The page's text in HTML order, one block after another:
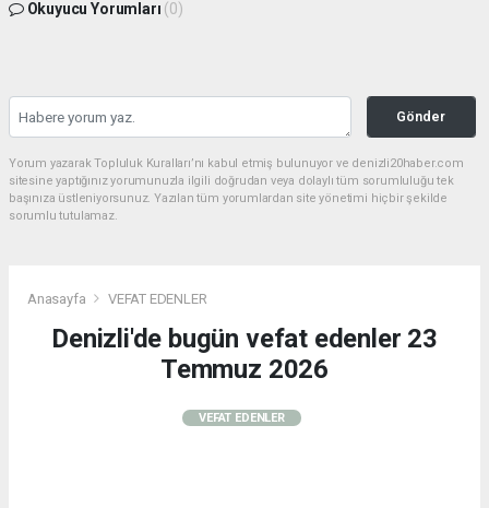
Okuyucu Yorumları (0)
Gönder
Yorum yazarak Topluluk Kuralları’nı kabul etmiş bulunuyor ve denizli20haber.com
sitesine yaptığınız yorumunuzla ilgili doğrudan veya dolaylı tüm sorumluluğu tek
başınıza üstleniyorsunuz. Yazılan tüm yorumlardan site yönetimi hiçbir şekilde
sorumlu tutulamaz.
Anasayfa VEFAT EDENLER
Denizli'de bugün vefat edenler 23
Temmuz 2026
VEFAT EDENLER